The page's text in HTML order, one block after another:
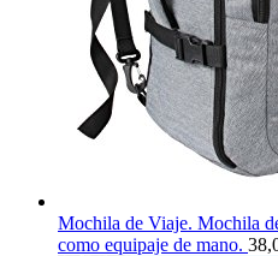
Mochila de Viaje. Mochila
como equipaje de mano.